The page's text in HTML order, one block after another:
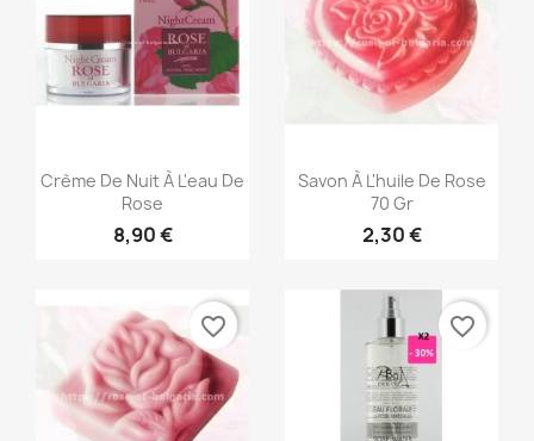
Aperçu rapide
Crème De Nuit À L'eau De
Rose
8,90 €
Aperçu rapide
Savon À L'huile De Rose
70 Gr
2,30 €
favorite_border favorite_border